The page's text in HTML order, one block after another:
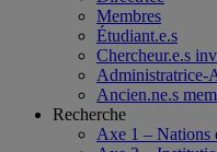
Membres
Étudiant.e.s
Chercheur.e.s
Administratrice-
Ancien.ne.s
Recherche
Axe 1 – Nations